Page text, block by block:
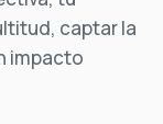
captar la
impacto